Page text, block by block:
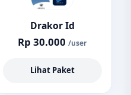
Drakor Id
Rp 30.000/user
Lihat Paket